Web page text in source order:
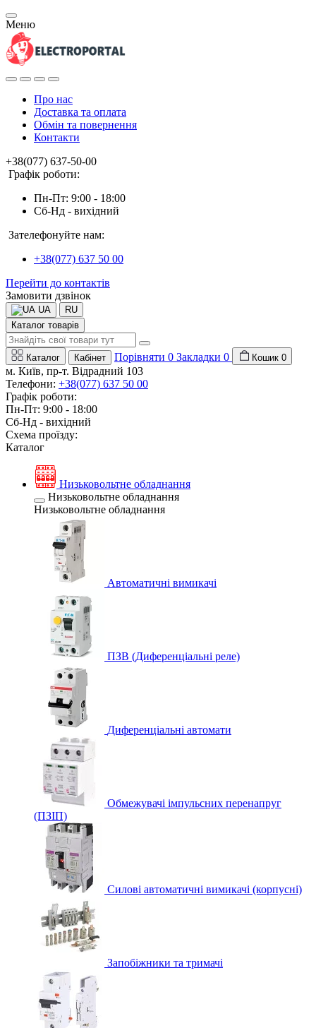
Меню
Про нас
Доставка та оплата
Обмін та повернення
Контакти
+38(077) 637-50-00
Графік роботи:
Пн-Пт: 9:00 - 18:00
Сб-Нд - вихідний
Зателефонуйте нам:
+38(077) 637 50 00
Перейти до контактів
Замовити дзвінок
UA
RU
Каталог товарів
Каталог Кабінет Порівняти 0 Закладки 0 Кошик 0
м. Київ, пр-т. Відрадний 103
Телефони: +38(077) 637 50 00
Графік роботи:
Пн-Пт: 9:00 - 18:00
Сб-Нд - вихідний
Схема проїзду:
Каталог
Низьковольтне обладнання
Низьковольтне обладнання
Низьковольтне обладнання
Автоматичні вимикачі
ПЗВ (Диференціальні реле)
Диференціальні автомати
Обмежувачі імпульсних перенапруг
(ПЗІП)
Силові автоматичні вимикачі (корпусні)
Запобіжники та тримачі